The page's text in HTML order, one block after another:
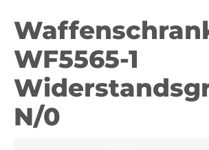
WF5565-1
N/0